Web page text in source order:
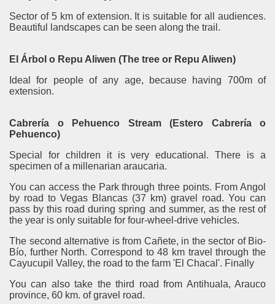
Sector of 5 km of extension. It is suitable for all audiences.
Beautiful landscapes can be seen along the trail.
El Árbol o Repu Aliwen (The tree or Repu Aliwen)
Ideal for people of any age, because having 700m of
extension.
Cabrería o Pehuenco Stream (Estero Cabrería o
Pehuenco)
Special for children it is very educational. There is a
specimen of a millenarian araucaria.
You can access the Park through three points. From Angol
by road to Vegas Blancas (37 km) gravel road. You can
pass by this road during spring and summer, as the rest of
the year is only suitable for four-wheel-drive vehicles.
The second alternative is from Cañete, in the sector of Bio-
Bío, further North. Correspond to 48 km travel through the
Cayucupil Valley, the road to the farm 'El Chacal'. Finally
You can also take the third road from Antihuala, Arauco
province, 60 km. of gravel road.